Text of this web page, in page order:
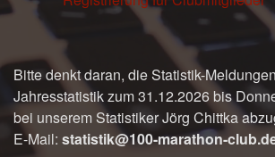
Bitte denkt daran, die Statistik-
Jahresstatistik zum 31.12.2026 bis
bei unserem Statistiker Jörg Chittka
E-Mail: statistik@100-marathon-